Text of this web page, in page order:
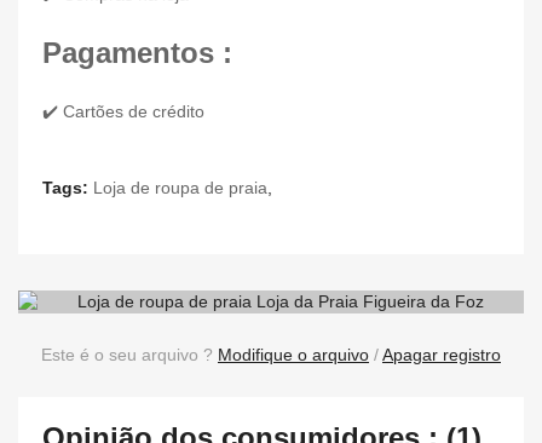
Pagamentos :
✔️ Cartões de crédito
Tags: Loja de roupa de praia
Este é o seu arquivo ? Modifique o arquivo /Apagar registro